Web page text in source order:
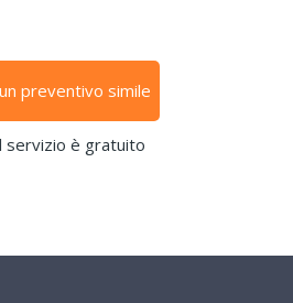
preventivo simile
servizio è gratuito